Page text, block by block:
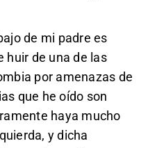
de mi padre es
huir de una de las
por amenazas de
que he oído son
haya mucho
y dicha